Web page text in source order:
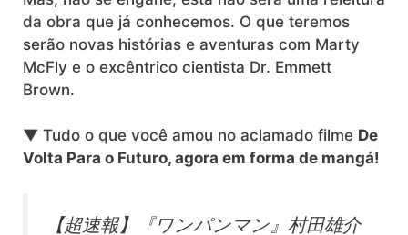
da obra que já conhecemos. O que teremos
serão novas histórias e aventuras com Marty
McFly e o excêntrico cientista Dr. Emmett
Brown.
▼ Tudo o que você amou no aclamado filme De
Volta Para o Futuro, agora em forma de mangá!
【超速報】『ワンパンマン』村田雄介